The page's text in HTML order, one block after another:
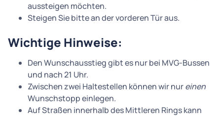
aussteigen möchten.
Steigen Sie bitte an der vorderen Tür aus.
Wichtige Hinweise:
Den Wunschausstieg gibt es nur bei MVG-Bussen
und nach 21 Uhr.
Zwischen zwei Haltestellen können wir nureinen
Wunschstopp einlegen.
Auf Straßen innerhalb des Mittleren Rings kann